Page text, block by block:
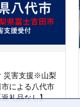
災害支援※山梨
による八代市
礼品なし】